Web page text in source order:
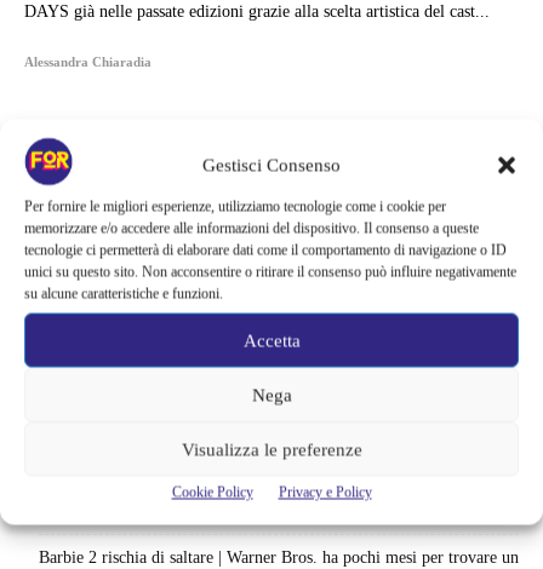
Gestisci Consenso
Per fornire le migliori esperienze, utilizziamo tecnologie come i cookie per
memorizzare e/o accedere alle informazioni del dispositivo. Il consenso a queste
tecnologie ci permetterà di elaborare dati come il comportamento di navigazione o ID
unici su questo sito. Non acconsentire o ritirare il consenso può influire negativamente
su alcune caratteristiche e funzioni.
Accetta
Nega
Visualizza le preferenze
Cookie Policy Privacy e Policy
DAYS già nelle passate edizioni grazie alla scelta artistica del cast...
Alessandra Chiaradia
Spider-Man: Brand New Day riapre una vecchia ferita | Il finale
alimenta una nuova teoria: il dettaglio che coinvolge i due più amati
Barbie 2 rischia di saltare | Warner Bros. ha pochi mesi per trovare un